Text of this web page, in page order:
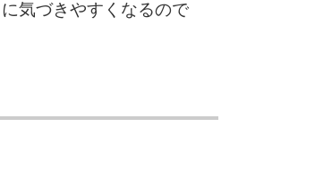
気づきやすくなるので